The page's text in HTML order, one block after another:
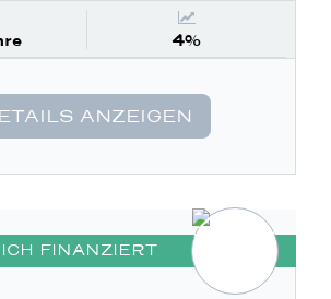
4%
ANZEIGEN
FINANZIERT